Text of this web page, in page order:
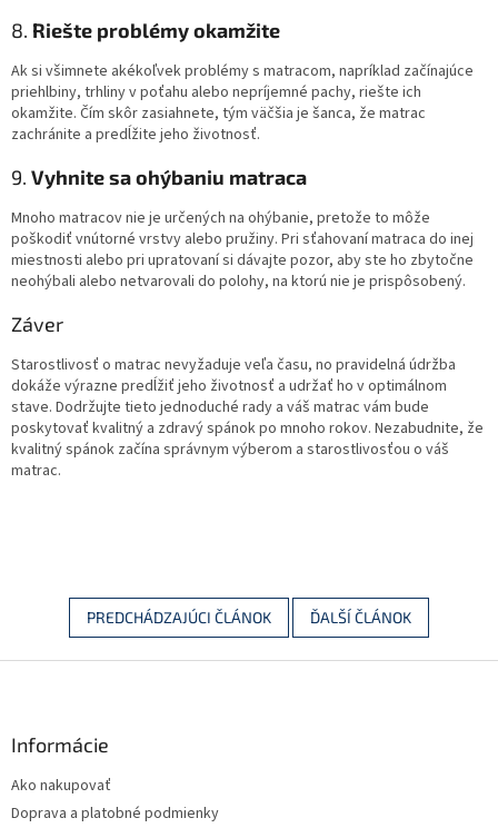
8. Riešte problémy okamžite
Ak si všimnete akékoľvek problémy s matracom, napríklad začínajúce
priehlbiny, trhliny v poťahu alebo nepríjemné pachy, riešte ich
okamžite. Čím skôr zasiahnete, tým väčšia je šanca, že matrac
zachránite a predĺžite jeho životnosť.
9. Vyhnite sa ohýbaniu matraca
Mnoho matracov nie je určených na ohýbanie, pretože to môže
poškodiť vnútorné vrstvy alebo pružiny. Pri sťahovaní matraca do inej
miestnosti alebo pri upratovaní si dávajte pozor, aby ste ho zbytočne
neohýbali alebo netvarovali do polohy, na ktorú nie je prispôsobený.
Záver
Starostlivosť o matrac nevyžaduje veľa času, no pravidelná údržba
dokáže výrazne predĺžiť jeho životnosť a udržať ho v optimálnom
stave. Dodržujte tieto jednoduché rady a váš matrac vám bude
poskytovať kvalitný a zdravý spánok po mnoho rokov. Nezabudnite, že
kvalitný spánok začína správnym výberom a starostlivosťou o váš
matrac.
PREDCHÁDZAJÚCI ČLÁNOK ĎALŠÍ ČLÁNOK
Informácie
Ako nakupovať
Doprava a platobné podmienky